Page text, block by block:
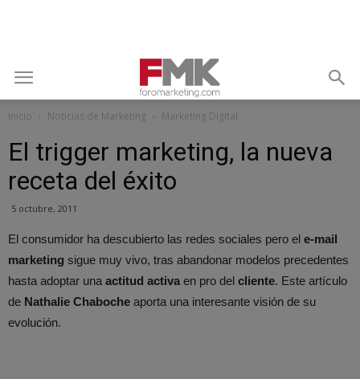
Inicio Noticias de Marketing Marketing Digital
El trigger marketing, la nueva
receta del éxito
5 octubre, 2011
El consumidor ha descubierto las redes sociales pero el e-mail
marketing sigue muy vivo, tras abandonar modelos precedentes
hasta adoptar una actitud activa en pro del cliente. Este artículo
de Nathalie Chaboche aporta una interesante visión de su
evolución.